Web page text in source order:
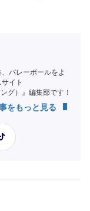
バレーボールをよ
イト
グ）』編集部です！
をもっと見る